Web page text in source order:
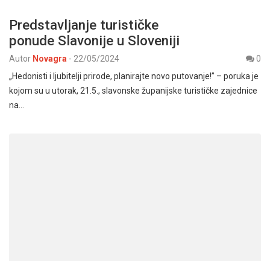
Predstavljanje turističke
ponude Slavonije u Sloveniji
Autor Novagra - 22/05/2024
0
„Hedonisti i ljubitelji prirode, planirajte novo putovanje!” – poruka je
kojom su u utorak, 21.5., slavonske županijske turističke zajednice
na…